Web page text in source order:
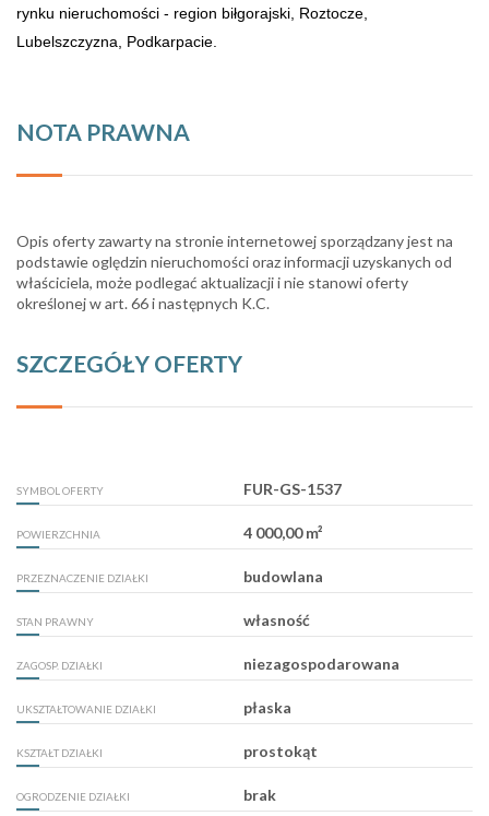
rynku nieruchomości - region biłgorajski, Roztocze,
Lubelszczyzna, Podkarpacie.
NOTA PRAWNA
Opis oferty zawarty na stronie internetowej sporządzany jest na
podstawie oględzin nieruchomości oraz informacji uzyskanych od
właściciela, może podlegać aktualizacji i nie stanowi oferty
określonej w art. 66 i następnych K.C.
SZCZEGÓŁY OFERTY
SYMBOL OFERTY FUR-GS-1537
POWIERZCHNIA 4 000,00 m²
PRZEZNACZENIE DZIAŁKI budowlana
STAN PRAWNY własność
ZAGOSP. DZIAŁKI niezagospodarowana
UKSZTAŁTOWANIE DZIAŁKI płaska
KSZTAŁT DZIAŁKI prostokąt
OGRODZENIE DZIAŁKI brak